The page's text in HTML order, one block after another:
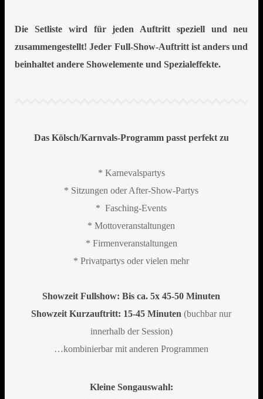
Die Setliste wird für jeden Auftritt speziell und neu
zusammengestellt! Jeder Full-Show-Auftritt ist anders und
beinhaltet andere Showelemente und Spezialeffekte.
Das Kölsch/Karnvals-Programm passt perfekt zu
* Karnevalspartys
* Sitzungen oder After-Show-Partys
* Fasching-Events
* Mottoveranstaltungen
* Firmenveranstaltungen
* Privatpartys oder vielen mehr
Showzeit Fullshow: Bis ca. 5x 45-50 Minuten
Showzeit Kurzauftritt: 15-45 Minuten(buchbar nur
innerhalb der Session)
…kombinierbar mit anderen Programmen
Kleine Songauswahl: